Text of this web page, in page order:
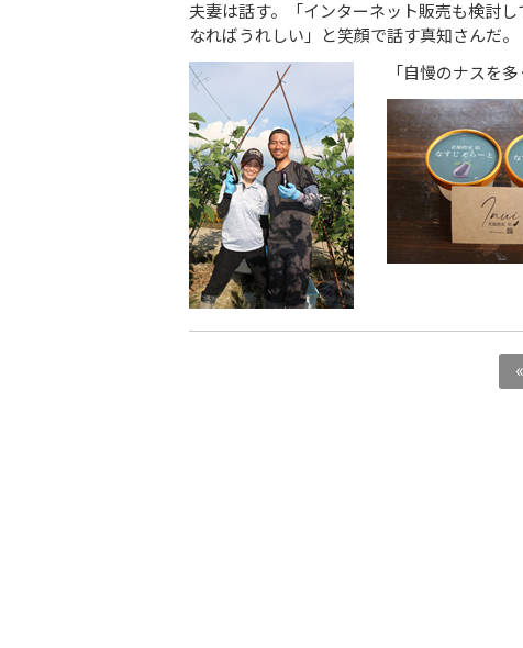
夫妻は話す。「インターネット販売も検討
なればうれしい」と笑顔で話す真知さんだ。
「自慢のナスを
«